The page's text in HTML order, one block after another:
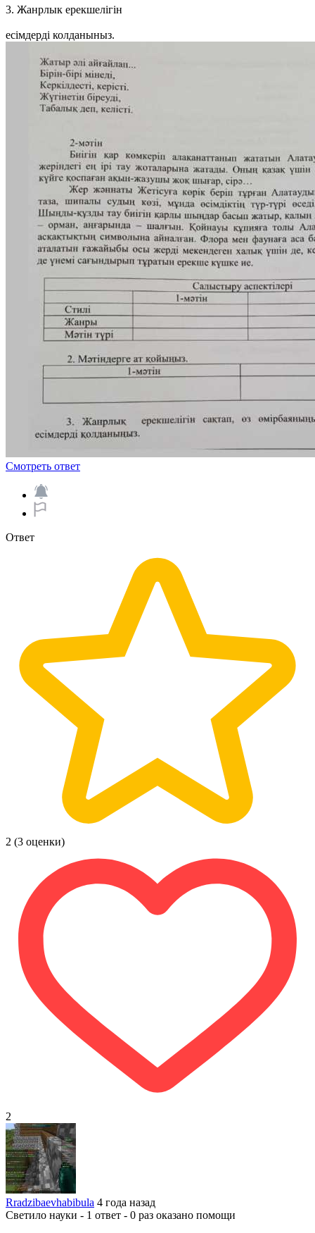
3. Жанрлык ерекшелігін
есiмдердi колданыныз.​
Смотреть ответ
Ответ
2 (3 оценки)
2
Rradzibaevhabibula 4 года назад
Светило науки - 1 ответ - 0 раз оказано помощи